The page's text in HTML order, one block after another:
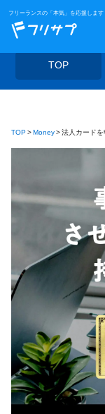
フリーランスの「本気」を応援します
TOP
TOP Money 法人カードを